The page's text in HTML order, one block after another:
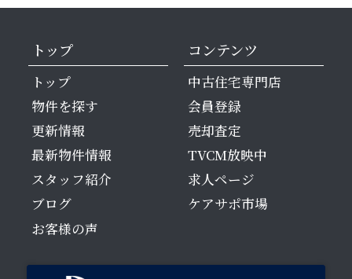
トップ
トップ
物件を探す
更新情報
最新物件情報
スタッフ紹介
ブログ
お客様の声
コンテンツ
中古住宅専門店
会員登録
売却査定
TVCM放映中
求人ページ
ケアサポ市場